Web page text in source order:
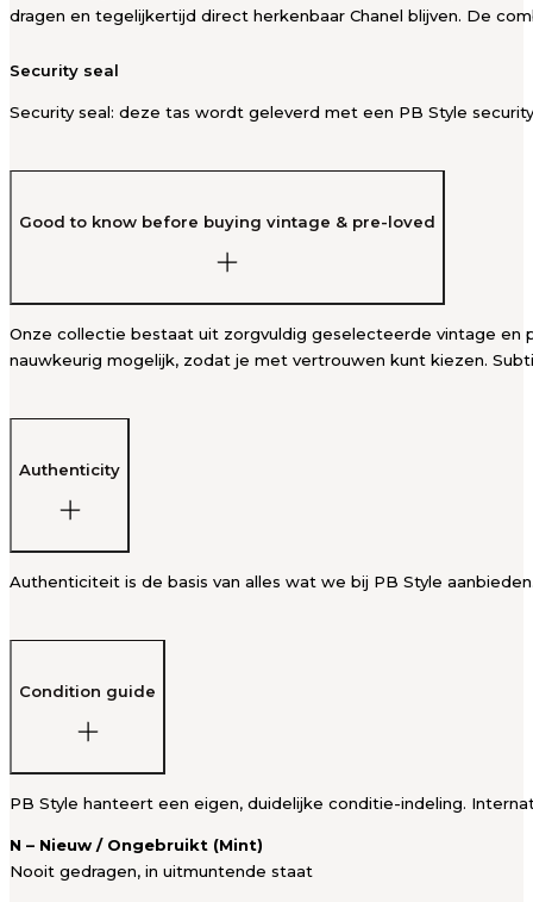
dragen en tegelijkertijd direct herkenbaar Chanel blijven. De
Security seal
Security seal: deze tas wordt geleverd met een PB Style
Good to know before buying vintage & pre-loved
Onze collectie bestaat uit zorgvuldig geselecteerde vintage en
nauwkeurig mogelijk, zodat je met vertrouwen kunt kiezen.
Authenticity
Authenticiteit is de basis van alles wat we bij PB Style
Condition guide
PB Style hanteert een eigen, duidelijke conditie-indeling.
N – Nieuw / Ongebruikt (Mint)
Nooit gedragen, in uitmuntende staat